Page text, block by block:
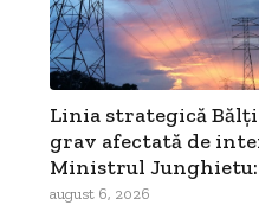
Linia strategică
grav afectată de
Ministrul
august 6, 2026